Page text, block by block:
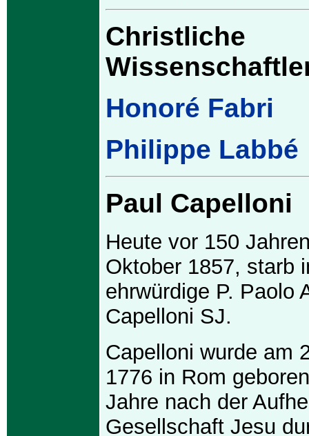
Christliche
Honoré Fabri
Philippe Labbé
Paul Capelloni
Heute vor 150
Oktober 1857, starb
ehrwürdige P. Paolo
Capelloni SJ.
Capelloni wurde am
1776 in Rom
Jahre nach der
Gesellschaft Jesu